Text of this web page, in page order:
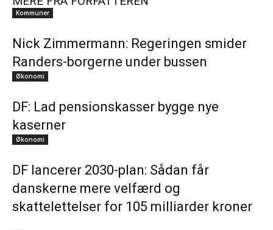
Kommuner
Nick Zimmermann: Regeringen smider
Randers-borgerne under bussen
Økonomi
DF: Lad pensionskasser bygge nye
kaserner
Økonomi
DF lancerer 2030-plan: Sådan får
danskerne mere velfærd og
skattelettelser for 105 milliarder kroner